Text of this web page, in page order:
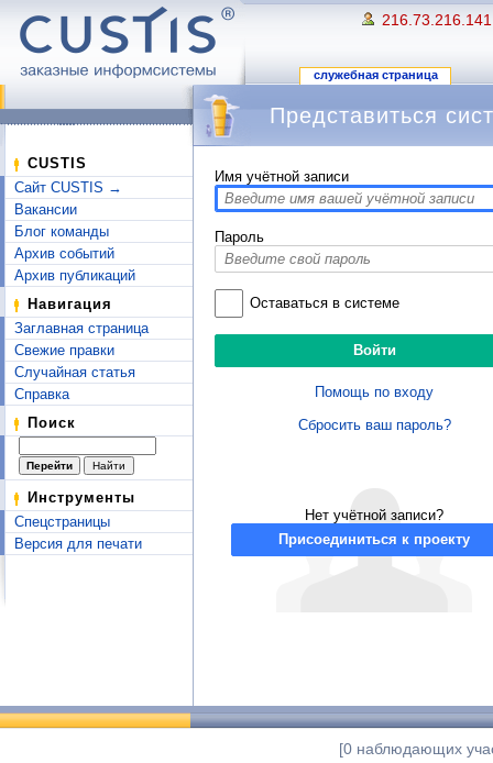
216.73.216.141
служебная страница
CUSTIS
Сайт CUSTIS →
Вакансии
Блог команды
Архив событий
Архив публикаций
Навигация
Заглавная страница
Свежие правки
Случайная статья
Справка
Поиск
Инструменты
Спецстраницы
Версия для печати
Представиться
Имя учётной записи
Пароль
Оставаться в системе
Помощь по входу
Сбросить ваш пароль?
Нет учётной записи?
Присоединиться к проекту
[0 наблюдающих